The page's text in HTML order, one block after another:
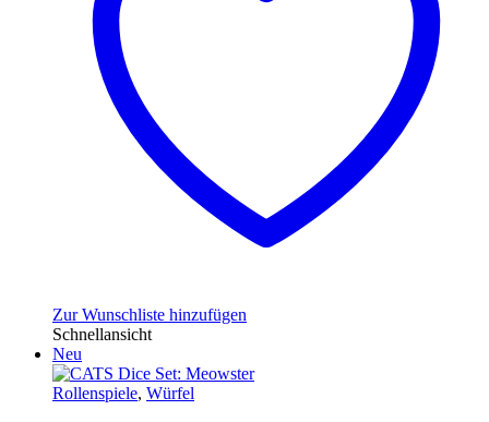
Zur Wunschliste hinzufügen
Schnellansicht
Neu
Rollenspiele, Würfel